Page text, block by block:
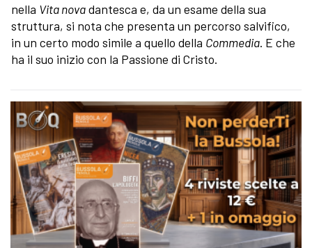
nella Vita novadantesca e, da un esame della sua
struttura, si nota che presenta un percorso salvifico,
in un certo modo simile a quello della Commedia. E che
ha il suo inizio con la Passione di Cristo.